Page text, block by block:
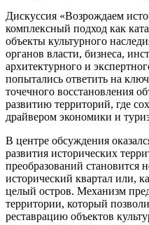
Дискуссия «Возрождаем
комплексный подход как
объекты культурного
органов власти, бизнеса,
архитектурного и
попытались ответить на
точечного восстановления
развитию территорий, где
драйвером экономики и
В центре обсуждения
развития исторических
преобразований становится
исторический квартал или,
целый остров. Механизм
территории, который
реставрацию объектов